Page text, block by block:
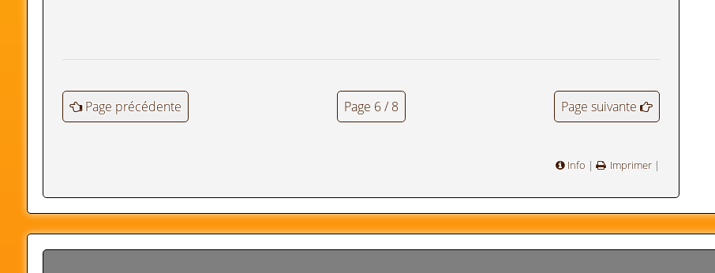
Page précédente Page 6 / 8 Page suivante
Info | Imprimer |